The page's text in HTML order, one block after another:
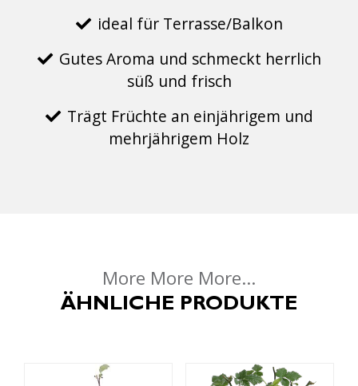
ideal für Terrasse/Balkon
Gutes Aroma und schmeckt herrlich
süß und frisch
Trägt Früchte an einjährigem und
mehrjährigem Holz
More More More...
ÄHNLICHE PRODUKTE